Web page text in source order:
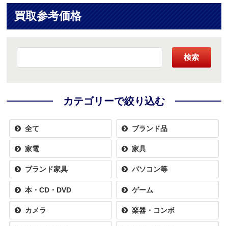
買取参考価格
検索
カテゴリーで絞り込む
全て ブランド品
家電 家具
ブランド家具 パソコン等
本・CD・DVD ゲーム
カメラ 楽器・コンボ